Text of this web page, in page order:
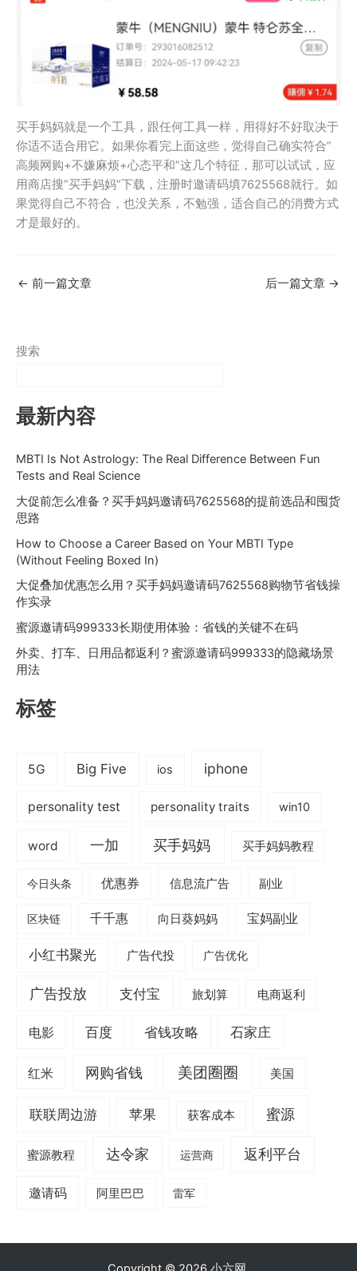
买手妈妈就是一个工具，跟任何工具一样，用得好不好取决于
你适不适合用它。如果你看完上面这些，觉得自己确实符合”
高频网购+不嫌麻烦+心态平和”这几个特征，那可以试试，应
用商店搜”买手妈妈”下载，注册时邀请码填7625568就行。如
果觉得自己不符合，也没关系，不勉强，适合自己的消费方式
才是最好的。
← 前一篇文章 后一篇文章 →
搜索
最新内容
MBTI Is Not Astrology: The Real Difference Between Fun
Tests and Real Science
大促前怎么准备？买手妈妈邀请码7625568的提前选品和囤货
思路
How to Choose a Career Based on Your MBTI Type
(Without Feeling Boxed In)
大促叠加优惠怎么用？买手妈妈邀请码7625568购物节省钱操
作实录
蜜源邀请码999333长期使用体验：省钱的关键不在码
外卖、打车、日用品都返利？蜜源邀请码999333的隐藏场景
用法
标签
5G Big Five ios iphone
personality test personality traits win10
word 一加 买手妈妈 买手妈妈教程
今日头条 优惠券 信息流广告 副业
区块链 千千惠 向日葵妈妈 宝妈副业
小红书聚光 广告代投 广告优化
广告投放 支付宝 旅划算 电商返利
电影 百度 省钱攻略 石家庄
红米 网购省钱 美团圈圈 美国
联联周边游 苹果 获客成本 蜜源
蜜源教程 达令家 运营商 返利平台
邀请码 阿里巴巴 雷军